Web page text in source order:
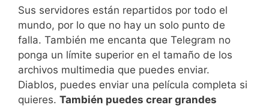
Sus servidores están repartidos por todo el
mundo, por lo que no hay un solo punto de
falla. También me encanta que Telegram no
ponga un límite superior en el tamaño de los
archivos multimedia que puedes enviar.
Diablos, puedes enviar una película completa si
quieres. También puedes crear grandes